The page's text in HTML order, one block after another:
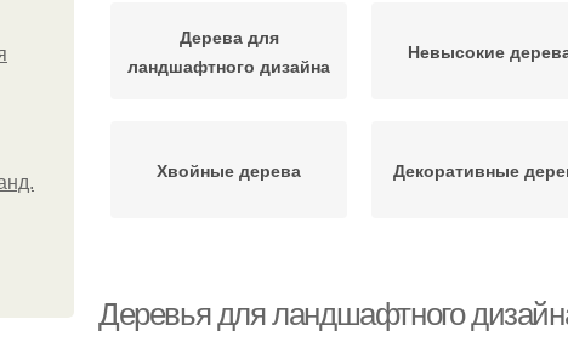
Дерева для
ландшафтного дизайна
Невысокие
Хвойные дерева Декоративные
Деревья для ландшафтного